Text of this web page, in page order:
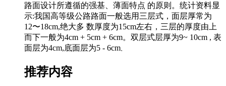
路面设计所遵循的强基、薄面特点 的原则。统计资料显
示:我国高等级公路路面一般选用三层式，面层厚常为
12〜18cm,绝大多 数厚度为15cm左右，三层的厚度由上
而下一般为4cm + 5cm + 6cm。双层式层厚为9~ 10cm , 表
面层为4cm,底面层为5 - 6cm
推荐内容